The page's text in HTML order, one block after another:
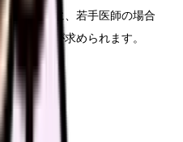
です。特に、若手医師の場合
制の充実が求められます。
支援